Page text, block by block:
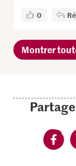
0
Montrer